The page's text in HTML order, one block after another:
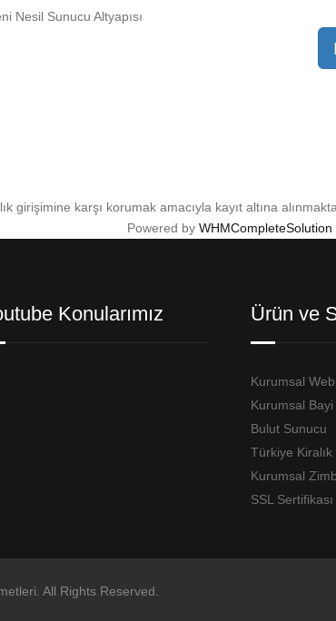
Nesil Sunucu Altyapısı
girişimine karşı korumak amacıyla kayıt altına
Powered by WHMCompleteSolution
Konularımız Ürün ve
Kurumsal
Kurumsal
Bulut Sunucu
Türkiye
Kurumsal
SSL Sertifikası
All Rights Reserved.